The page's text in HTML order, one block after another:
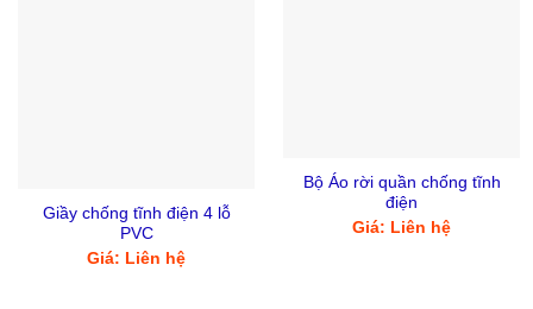
Giầy chống tĩnh điện 4 lỗ
PVC
Giá: Liên hệ
Bộ Áo rời quần chống tĩnh
điện
Giá: Liên hệ